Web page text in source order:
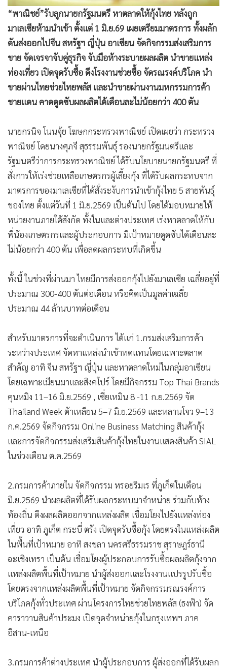
• ท่องเที่ยว
กีฬา
•
ต่างประเทศ
• Special Scoop
• เศรษฐกิจ-ธุรกิจ
• จีน
• ชุมชน-คุณภาพชีวิต
• Motoring
• เกม
• วิทยาศาสตร์
• SMEs
• หุ้น
• อินโดจีน
• กองทุนรวม
• Celeb Online
• ญี่ปุ่น
• News1
• Gotomanager
“พาณิชย์”รับลูกนายกรัฐมนตรี หาตลาดให้กุ้งไทย หลังถูก
มาเลเซียห้ามนำเข้า ตั้งแต่ 1 มิ.ย.69 เผยเตรียมมาตรการ ทั้งผลัก
ดันส่งออกไปจีน สหรัฐฯ ญี่ปุ่น อาเซียน จัดกิจกรรมส่งเสริมการ
ขาย จัดเจรจาจับคู่ธุรกิจ จับมือห้างระบายผลผลิต นำขายแหล่ง
ท่องเที่ยว เปิดจุดรับซื้อ ดึงโรงงานช่วยซื้อ จัดรณรงค์บริโภค นำ
ขายผ่านไทยช่วยไทยพลัส และนำขายผ่านงานมหกรรมการค้า
ชายแดน คาดดูดซับผลผลิตได้เดือนละไม่น้อยกว่า 400 ตัน
นายกรนิจ โนนจุ้ย โฆษกกระทรวงพาณิชย์ เปิดเผยว่า กระทรวง
พาณิชย์ โดยนางศุภจี สุธรรมพันธุ์ รองนายกรัฐมนตรีและ
รัฐมนตรีว่าการกระทรวงพาณิชย์ ได้รับนโยบายนายกรัฐมนตรี ที่
สั่งการให้เร่งช่วยเหลือเกษตรกรผู้เลี้ยงกุ้ง ที่ได้รับผลกระทบจาก
มาตรการของมาเลเซียที่ได้สั่งระงับการนำเข้ากุ้งไทย 5 สายพันธุ์
ของไทย ตั้งแต่วันที่ 1 มิ.ย.2569 เป็นต้นไป โดยได้มอบหมายให้
หน่วยงานภายใต้สังกัด ทั้งในและต่างประเทศ เร่งหาตลาดให้กับ
พี่น้องเกษตรกรและผู้ประกอบการ มีเป้าหมายดูดซับได้เดือนละ
ไม่น้อยกว่า 400 ตัน เพื่อลดผลกระทบที่เกิดขึ้น
ทั้งนี้ ในช่วงที่ผ่านมา ไทยมีการส่งออกกุ้งไปยังมาเลเซีย เฉลี่ยอยู่ที่
ประมาณ 300-400 ตันต่อเดือน หรือคิดเป็นมูลค่าเฉลี่ย
ประมาณ 44 ล้านบาทต่อเดือน
สำหรับมาตรการที่จะดำเนินการ ได้แก่ 1.กรมส่งเสริมการค้า
ระหว่างประเทศ จัดหาแหล่งนำเข้าทดแทนโดยเฉพาะตลาด
สำคัญ อาทิ จีน สหรัฐฯ ญี่ปุ่น และหาตลาดใหม่ในกลุ่มอาเซียน
โดยเฉพาะเมียนมาและสิงคโปร์ โดยมีกิจกรรม Top Thai Brands
คุนหมิง 11–16 มิ.ย.2569 , เซี่ยเหมิน 8 -11 ก.ย.2569 จัด
Thailand Week ต้าเหลียน 5–7 มิ.ย.2569 และหลานโจว 9–13
ก.ค.2569 จัดกิจกรรม Online Business Matching สินค้ากุ้ง
และการจัดกิจกรรมส่งเสริมสินค้ากุ้งไทยในงานแสดงสินค้า SIAL
ในช่วงเดือน ต.ค.2569
2.กรมการค้าภายใน จัดกิจกรรม หรอยริมเร ที่ภูเก็ตในเดือน
มิ.ย.2569 นำผลผลิตที่ได้รับผลกระทบมาจำหน่าย ร่วมกับห้าง
ท้องถิ่น ดึงผลผลิตออกจากแหล่งผลิต เชื่อมโยงไปยังแหล่งท่อง
เที่ยว อาทิ ภูเก็ต กระบี่ ตรัง เปิดจุดรับซื้อกุ้ง โดยตรงในแหล่งผลิต
ในพื้นที่เป้าหมาย อาทิ สงขลา นครศรีธรรมราช สุราษฎร์ธานี
ฉะเชิงเทรา เป็นต้น เชื่อมโยงผู้ประกอบการรับซื้อผลผลิตกุ้งจาก
แหล่งผลิตพื้นที่เป้าหมาย นำผู้ส่งออกและโรงงานแปรรูปรับซื้อ
โดยตรงจากแหล่งผลิตพื้นที่เป้าหมาย จัดกิจกรรมรณรงค์การ
บริโภคกุ้งทั่วประเทศ ผ่านโครงการไทยช่วยไทยพลัส (ธงฟ้า) จัด
คาราวานสินค้าประมง เปิดจุดจำหน่ายกุ้งในกรุงเทพฯ ภาค
อีสาน-เหนือ
3.กรมการค้าต่างประเทศ นำผู้ประกอบการ ผู้ส่งออกที่ได้รับผลก